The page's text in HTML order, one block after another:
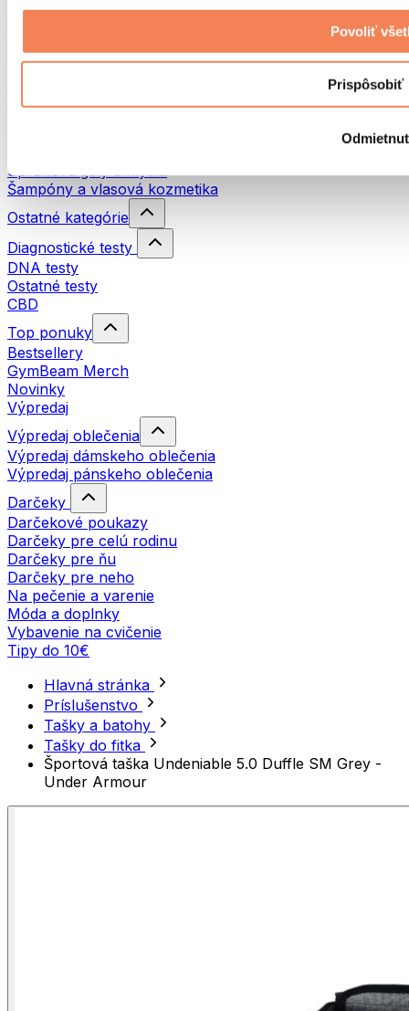
Povoliť
Prispôsobiť
Vodné filtre a kanvice
Pracie prostriedky
Sprchové gély a mydlá
Šampóny a vlasová kozmetika
Ostatné kategórie
Diagnostické testy
DNA testy
Ostatné testy
CBD
Top ponuky
Bestsellery
GymBeam Merch
Novinky
Výpredaj
Výpredaj oblečenia
Výpredaj dámskeho oblečenia
Výpredaj pánskeho oblečenia
Darčeky
Darčekové poukazy
Darčeky pre celú rodinu
Darčeky pre ňu
Darčeky pre neho
Na pečenie a varenie
Móda a doplnky
Vybavenie na cvičenie
Tipy do 10€
Hlavná stránka
Príslušenstvo
Tašky a batohy
Tašky do fitka
Športová taška Undeniable 5.0 Duffle SM Grey -
Under Armour